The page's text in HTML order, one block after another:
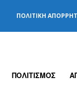
ΠΟΛΙΤΙΚΉ
ΠΟΛΙΤΙΣΜΟΣ